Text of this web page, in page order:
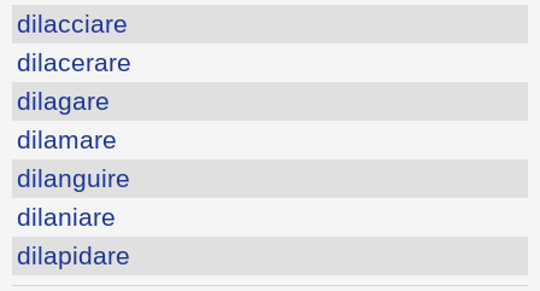
dilacciare
dilacerare
dilagare
dilamare
dilanguire
dilaniare
dilapidare